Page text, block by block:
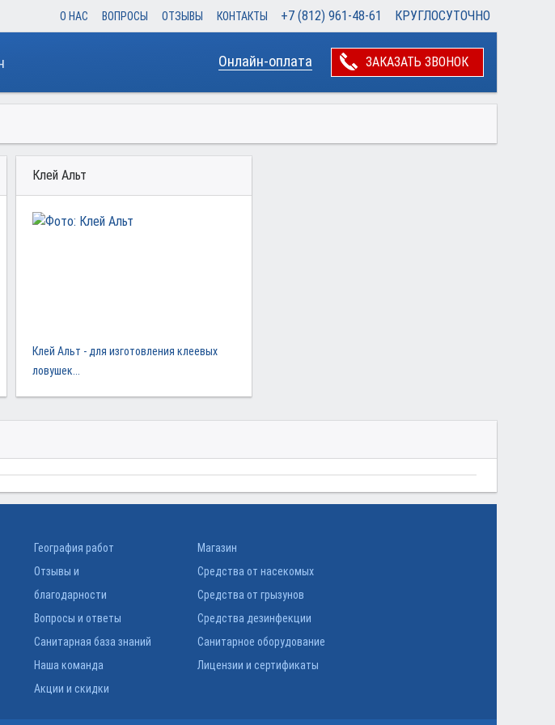
О НАС ВОПРОСЫ ОТЗЫВЫ КОНТАКТЫ +7 (812) 961-48-61 КРУГЛОСУТОЧНО
Онлайн-оплата ЗАКАЗАТЬ ЗВОНОК
Клей Альт
Клей Альт - для изготовления клеевых
ловушек...
География работ
Отзывы и
благодарности
Вопросы и ответы
Санитарная база знаний
Наша команда
Акции и скидки
Магазин
Средства от насекомых
Средства от грызунов
Средства дезинфекции
Санитарное оборудование
Лицензии и сертификаты